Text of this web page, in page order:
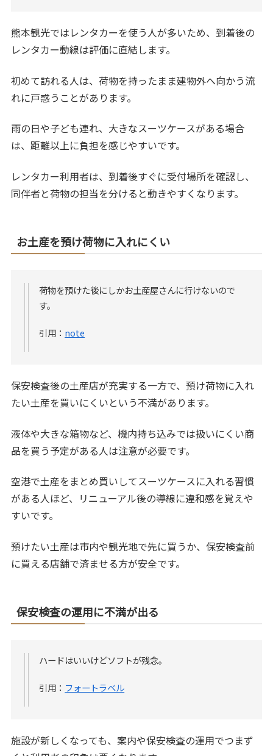
熊本観光ではレンタカーを使う人が多いため、到着後の
レンタカー動線は評価に直結します。
初めて訪れる人は、荷物を持ったまま建物外へ向かう流
れに戸惑うことがあります。
雨の日や子ども連れ、大きなスーツケースがある場合
は、距離以上に負担を感じやすいです。
レンタカー利用者は、到着後すぐに受付場所を確認し、
同伴者と荷物の担当を分けると動きやすくなります。
お土産を預け荷物に入れにくい
荷物を預けた後にしかお土産屋さんに行けないので
す。
引用： note
保安検査後の土産店が充実する一方で、預け荷物に入れ
たい土産を買いにくいという不満があります。
液体や大きな箱物など、機内持ち込みでは扱いにくい商
品を買う予定がある人は注意が必要です。
空港で土産をまとめ買いしてスーツケースに入れる習慣
がある人ほど、リニューアル後の導線に違和感を覚えや
すいです。
預けたい土産は市内や観光地で先に買うか、保安検査前
に買える店舗で済ませる方が安全です。
保安検査の運用に不満が出る
ハードはいいけどソフトが残念。
引用： フォートラベル
施設が新しくなっても、案内や保安検査の運用でつまず